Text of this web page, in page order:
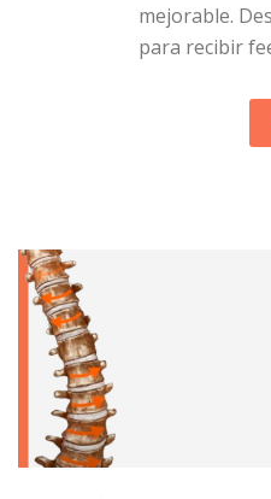
mejorable.
para recibir